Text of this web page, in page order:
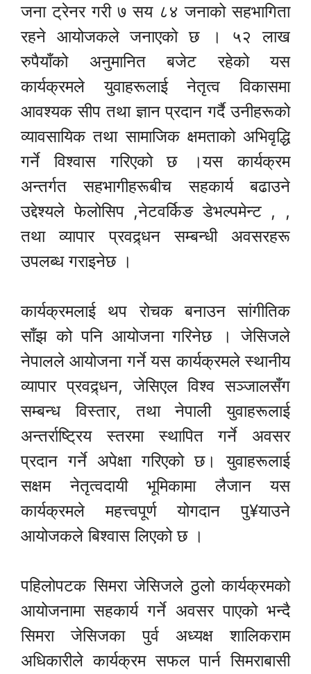
जना ट्रेनर गरी ७ सय ८४ जनाको सहभागिता
रहने आयोजकले जनाएको छ । ५२ लाख
रुपैयाँको अनुमानित बजेट रहेको यस
कार्यक्रमले युवाहरूलाई नेतृत्व विकासमा
आवश्यक सीप तथा ज्ञान प्रदान गर्दै उनीहरूको
व्यावसायिक तथा सामाजिक क्षमताको अभिवृद्धि
गर्ने विश्वास गरिएको छ ।यस कार्यक्रम
अन्तर्गत सहभागीहरूबीच सहकार्य बढाउने
उद्देश्यले फेलोसिप ,नेटवर्किङ डेभल्पमेन्ट , ,
तथा व्यापार प्रवद्र्धन सम्बन्धी अवसरहरू
उपलब्ध गराइनेछ ।
कार्यक्रमलाई थप रोचक बनाउन सांगीतिक
साँझ को पनि आयोजना गरिनेछ । जेसिजले
नेपालले आयोजना गर्ने यस कार्यक्रमले स्थानीय
व्यापार प्रवद्र्धन, जेसिएल विश्व सञ्जालसँग
सम्बन्ध विस्तार, तथा नेपाली युवाहरूलाई
अन्तर्राष्ट्रिय स्तरमा स्थापित गर्ने अवसर
प्रदान गर्ने अपेक्षा गरिएको छ। युवाहरूलाई
सक्षम नेतृत्वदायी भूमिकामा लैजान यस
कार्यक्रमले महत्त्वपूर्ण योगदान पु¥याउने
आयोजकले बिश्वास लिएको छ ।
पहिलोपटक सिमरा जेसिजले ठुलो कार्यक्रमको
आयोजनामा सहकार्य गर्ने अवसर पाएको भन्दै
सिमरा जेसिजका पुर्व अध्यक्ष शालिकराम
अधिकारीले कार्यक्रम सफल पार्न सिमराबासी